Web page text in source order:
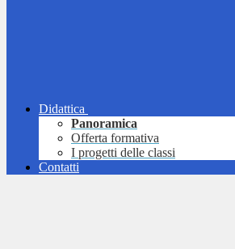
Didattica
Panoramica
Offerta formativa
I progetti delle classi
Contatti